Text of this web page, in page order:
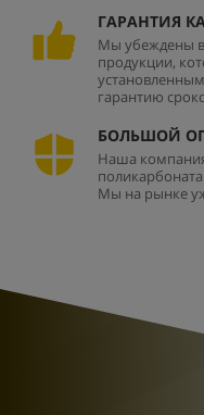
ГАРАНТИЯ
Мы убеждены
продукции,
гарантию
БОЛЬШОЙ
Наша
Мы на рынке